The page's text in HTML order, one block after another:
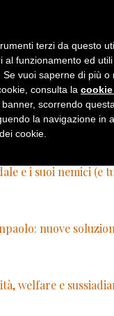
e i suoi nemici (e
nuove
welfare e
terzi da questo
al funzionamento ed
Se vuoi saperne di più
consulta la
scorrendo
la navigazione in
cookie.